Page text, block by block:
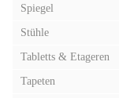
Spiegel
Stühle
Tabletts & Etageren
Tapeten